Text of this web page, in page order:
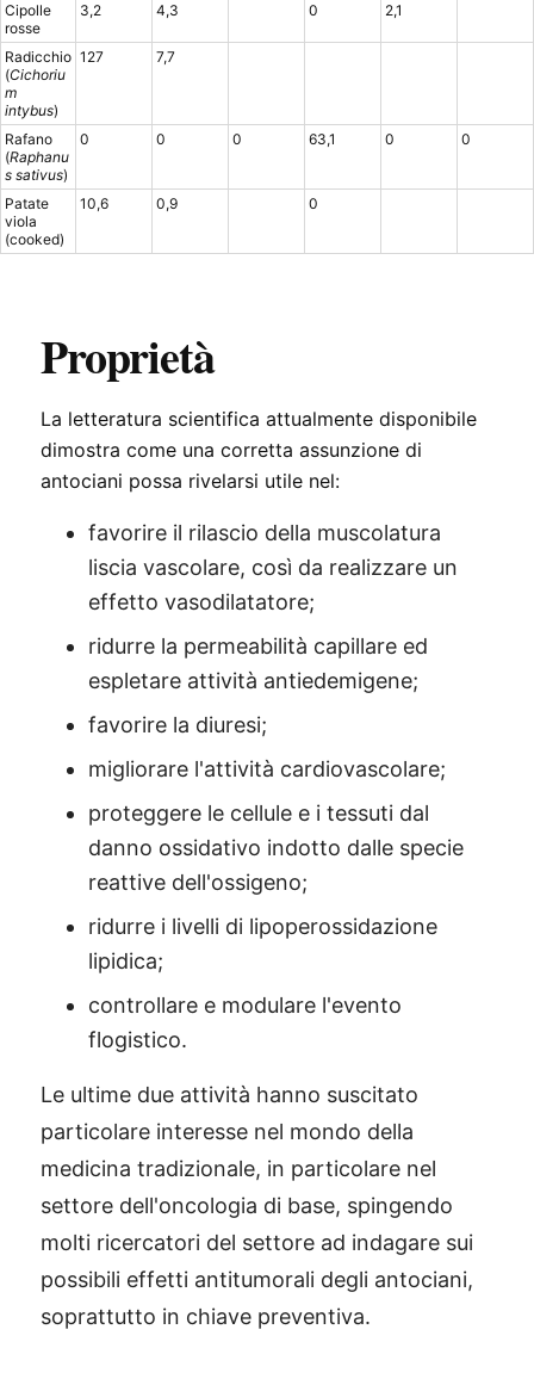
Cipolle
rosse
3,2 4,3 0 2,1
Radicchio
(Cichoriu
m
intybus)
127 7,7
Rafano
(Raphanu
s sativus)
0 0 0 63,1 0 0
Patate
viola
(cooked)
10,6 0,9 0
Proprietà
La letteratura scientifica attualmente disponibile
dimostra come una corretta assunzione di
antociani possa rivelarsi utile nel:
favorire il rilascio della muscolatura
liscia vascolare, così da realizzare un
effetto vasodilatatore;
ridurre la permeabilità capillare ed
espletare attività antiedemigene;
favorire la diuresi;
migliorare l'attività cardiovascolare;
proteggere le cellule e i tessuti dal
danno ossidativo indotto dalle specie
reattive dell'ossigeno;
ridurre i livelli di lipoperossidazione
lipidica;
controllare e modulare l'evento
flogistico.
Le ultime due attività hanno suscitato
particolare interesse nel mondo della
medicina tradizionale, in particolare nel
settore dell'oncologia di base, spingendo
molti ricercatori del settore ad indagare sui
possibili effetti antitumorali degli antociani,
soprattutto in chiave preventiva.